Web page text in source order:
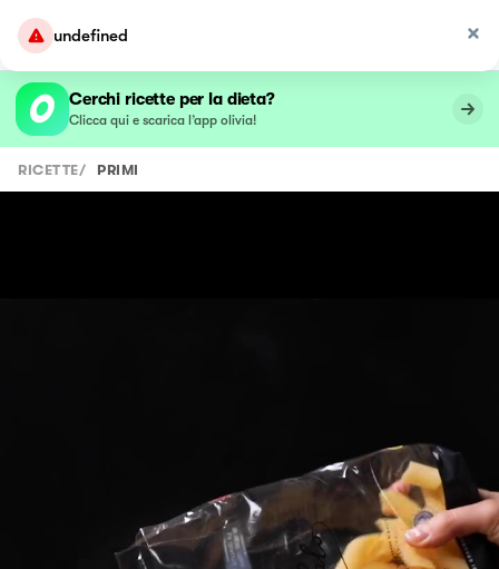
undefined
Cerchi ricette per la dieta?
Clicca qui e scarica l’app olivia!
RICETTE/ PRIMI